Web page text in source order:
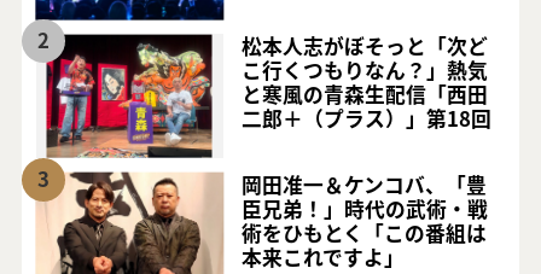
2
松本人志がぼそっと「次ど
こ行くつもりなん？」熱気
と寒風の青森生配信「西田
二郎＋（プラス）」第18回
3
岡田准一＆ケンコバ、「豊
臣兄弟！」時代の武術・戦
術をひもとく「この番組は
本来これですよ」